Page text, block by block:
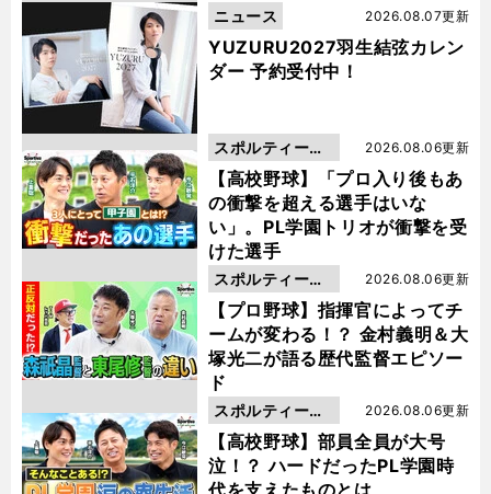
YUZURU2027羽生結弦カレン
ダー 予約受付中！
2026.08.07更新
ニュース
【高校野球】「プロ入り後もあ
の衝撃を超える選手はいな
い」。PL学園トリオが衝撃を受
けた選手
2026.08.06更新
スポルティーバ
動画
【プロ野球】指揮官によってチ
ームが変わる！？ 金村義明＆大
塚光二が語る歴代監督エピソー
ド
2026.08.06更新
スポルティーバ
動画
【高校野球】部員全員が大号
泣！？ ハードだったPL学園時
代を支えたものとは
2026.08.06更新
スポルティーバ
動画